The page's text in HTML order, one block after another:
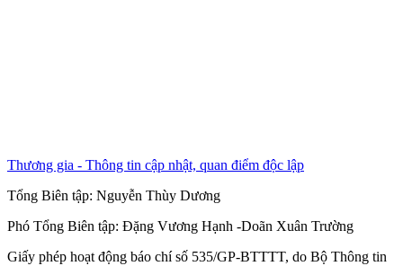
Thương gia - Thông tin cập nhật, quan điểm độc lập
Tổng Biên tập: Nguyễn Thùy Dương
Phó Tổng Biên tập: Đặng Vương Hạnh -Doãn Xuân Trường
Giấy phép hoạt động báo chí số 535/GP-BTTTT, do Bộ Thông tin